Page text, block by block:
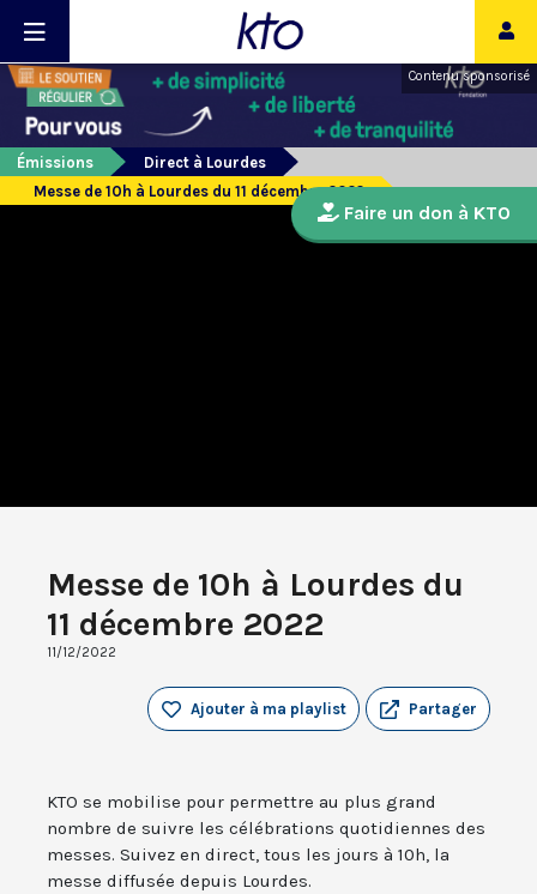
Contenu sponsorisé
Émissions
Direct à Lourdes
Messe de 10h à Lourdes du 11 décembre 2022
Messe de 10h à Lourdes du
11 décembre 2022
11/12/2022
Partager
Ajouter à ma playlist
KTO se mobilise pour permettre au plus grand
nombre de suivre les célébrations quotidiennes des
messes. Suivez en direct, tous les jours à 10h, la
messe diffusée depuis Lourdes.
Faire un don à KTO